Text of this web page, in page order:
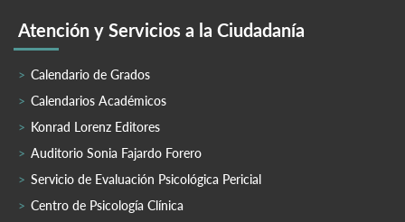
Atención y Servicios a la Ciudadanía
Calendario de Grados
Calendarios Académicos
Konrad Lorenz Editores
Auditorio Sonia Fajardo Forero
Servicio de Evaluación Psicológica Pericial
Centro de Psicología Clínica